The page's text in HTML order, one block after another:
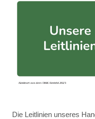
Die Leitlinien unseres